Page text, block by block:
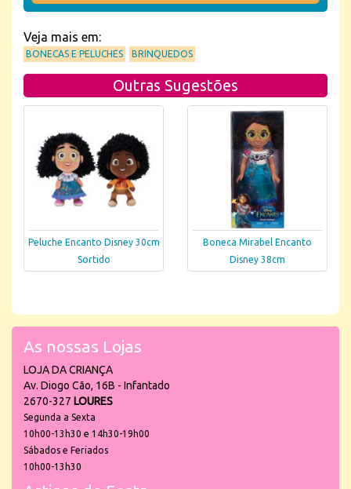
Veja mais em:
BONECAS E PELUCHES BRINQUEDOS
Outras Sugestões
Peluche Encanto Disney 30cm
Sortido
Boneca Mirabel Encanto
Disney 38cm
As nossas Lojas
LOJA DA CRIANÇA
Av. Diogo Cão, 16B - Infantado
2670-327 LOURES
Segunda a Sexta
10h00-13h30 e 14h30-19h00
Sábados e Feriados
10h00-13h30